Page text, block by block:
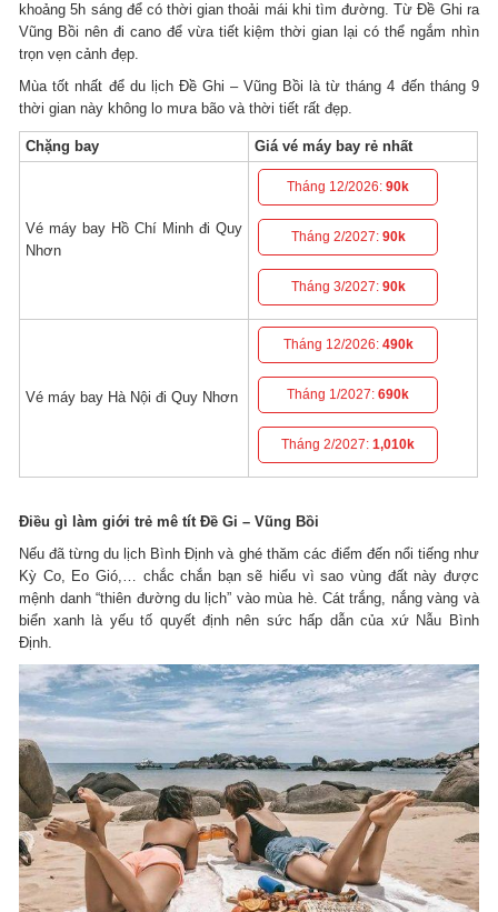
khoảng 5h sáng để có thời gian thoải mái khi tìm đường. Từ Đề Ghi ra
Vũng Bồi nên đi cano để vừa tiết kiệm thời gian lại có thể ngắm nhìn
trọn vẹn cảnh đẹp.
Mùa tốt nhất để du lịch Đề Ghi – Vũng Bồi là từ tháng 4 đến tháng 9
thời gian này không lo mưa bão và thời tiết rất đẹp.
Chặng bay Giá vé máy bay rẻ nhất
Vé máy bay Hồ Chí Minh đi Quy
Nhơn
Tháng 12/2026:90k
Tháng 2/2027: 90k
Tháng 3/2027: 90k
Vé máy bay Hà Nội đi Quy Nhơn
Tháng 12/2026: 490k
Tháng 1/2027:690k
Tháng 2/2027:1,010k
Điều gì làm giới trẻ mê tít Đề Gi – Vũng Bồi
Nếu đã từng du lịch Bình Định và ghé thăm các điểm đến nổi tiếng như
Kỳ Co, Eo Gió,… chắc chắn bạn sẽ hiểu vì sao vùng đất này được
mệnh danh “thiên đường du lịch” vào mùa hè. Cát trắng, nắng vàng và
biển xanh là yếu tố quyết định nên sức hấp dẫn của xứ Nẫu Bình
Định.